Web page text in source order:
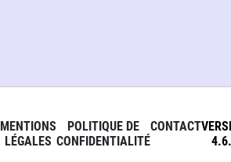
MENTIONS
LÉGALES
POLITIQUE DE
CONFIDENTIALITÉ
CONTACT